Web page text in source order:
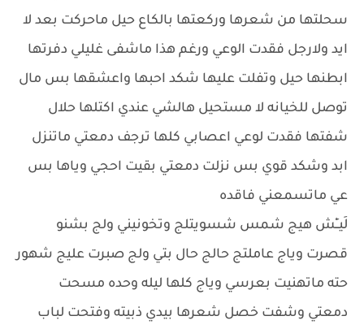
سحلتها من شعرها وركعتها بالكاع حيل ماحركت بعد لا
ايد ولارجل فقدت الوعي ورغم هذا ماشفى غليلي دفرتها
ابطنها حيل وتفلت عليها شكد احبها واعشقها بس مال
توصل للخيانه لا مستحيل هالشي عندي اكتلها حلال
شفتها فقدت لوعي اعصابي كلها ترجف دمعتي ماتنزل
ابد وشكد قوي بس نزلت دمعتي بقيت احجي وياها بس
عي ماتسمعني فاقده
لَيــِْش هيج شمس شسويتلج وتخونيني ولج بشنو
قصرت وياج عاملتج حالج حال بتي ولج صبرت عليج شهور
حته ماتهنيت بعرسي وياج كلها ليله وحده مسحت
دمعتي وشفت خصل شعرها بيدي ذبيته وفتحت لباب